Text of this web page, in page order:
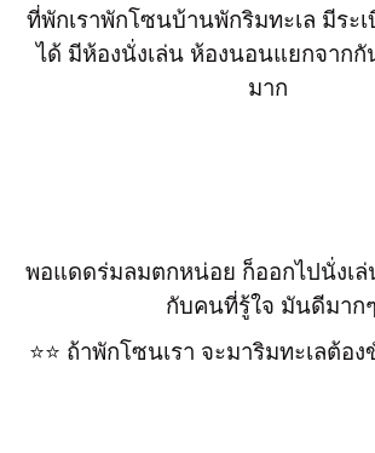
ที่พักเราพักโซนบ้านพักริมทะเล มีระเ
ได้ มีห้องนั่งเล่น ห้องนอนแยกจาก
มาก
พอแดดร่มลมตกหน่อย ก็ออกไปนั่งเล่
กับคนที่รู้ใจ มันดีมากๆ
⭐️⭐️ ถ้าพักโซนเรา จะมาริมทะเลต้อง